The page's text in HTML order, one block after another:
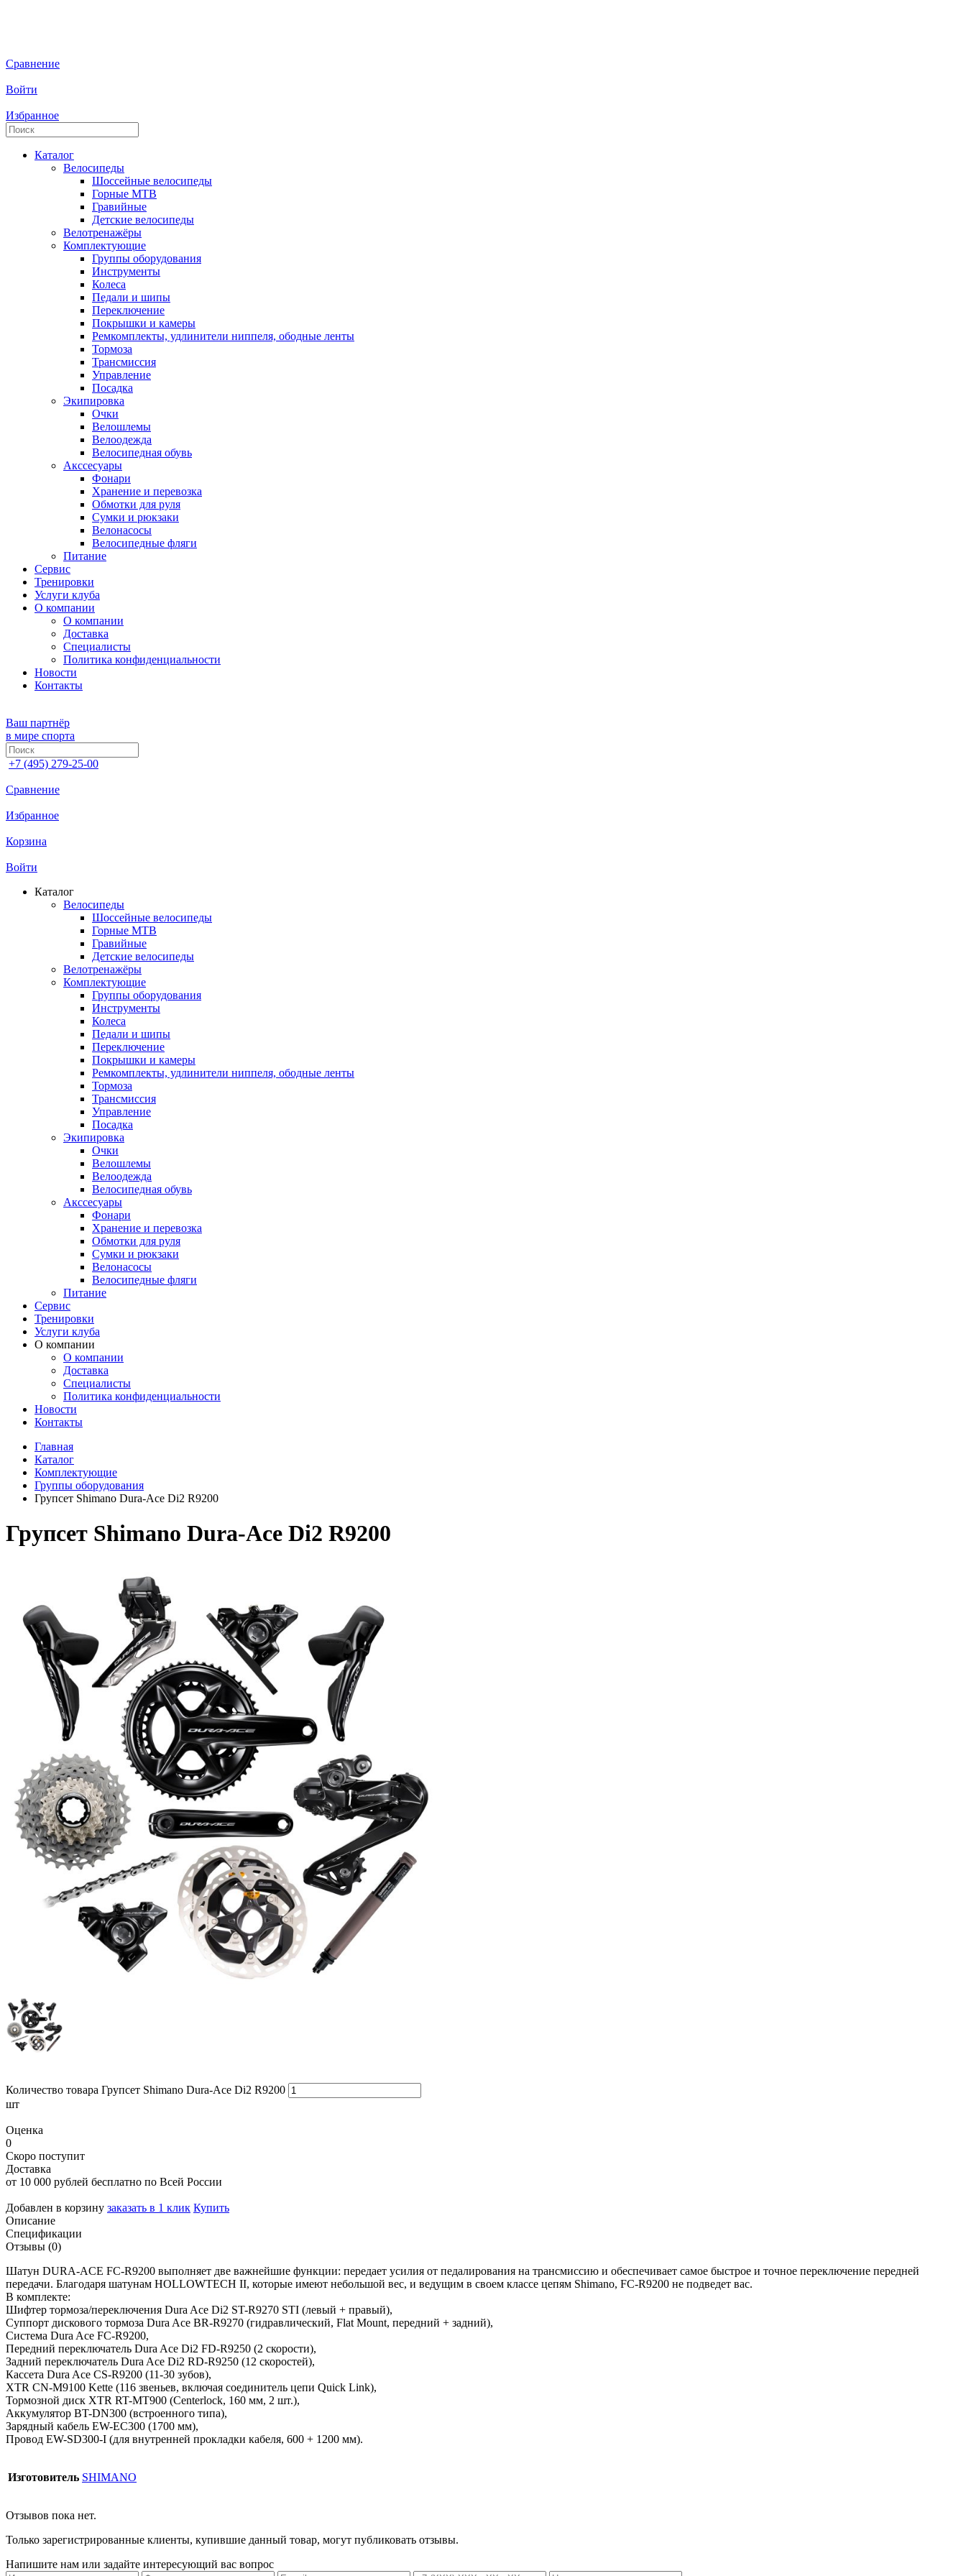
Сравнение
Войти
Избранное
Каталог
Велосипеды
Шоссейные велосипеды
Горные МTB
Гравийные
Детские велосипеды
Велотренажёры
Комплектующие
Группы оборудования
Инструменты
Колеса
Педали и шипы
Переключение
Покрышки и камеры
Ремкомплекты, удлинители ниппеля, ободные ленты
Тормоза
Трансмиссия
Управление
Посадка
Экипировка
Очки
Велошлемы
Велоодежда
Велосипедная обувь
Акссесуары
Фонари
Хранение и перевозка
Обмотки для руля
Сумки и рюкзаки
Велонасосы
Велосипедные фляги
Питание
Сервис
Тренировки
Услуги клуба
О компании
О компании
Доставка
Специалисты
Политика конфиденциальности
Новости
Контакты
Ваш партнёр
в мире спорта
+7 (495) 279-25-00
Сравнение
Избранное
Корзина
Войти
Каталог
Велосипеды
Шоссейные велосипеды
Горные МTB
Гравийные
Детские велосипеды
Велотренажёры
Комплектующие
Группы оборудования
Инструменты
Колеса
Педали и шипы
Переключение
Покрышки и камеры
Ремкомплекты, удлинители ниппеля, ободные ленты
Тормоза
Трансмиссия
Управление
Посадка
Экипировка
Очки
Велошлемы
Велоодежда
Велосипедная обувь
Акссесуары
Фонари
Хранение и перевозка
Обмотки для руля
Сумки и рюкзаки
Велонасосы
Велосипедные фляги
Питание
Сервис
Тренировки
Услуги клуба
О компании
О компании
Доставка
Специалисты
Политика конфиденциальности
Новости
Контакты
Главная
Каталог
Комплектующие
Группы оборудования
Групсет Shimano Dura-Ace Di2 R9200
Групсет Shimano Dura-Ace Di2 R9200
Количество товара Групсет Shimano Dura-Ace Di2 R9200
шт
Оценка
0
Скоро поступит
Доставка
от 10 000 рублей бесплатно по Всей России
Добавлен в корзину заказать в 1 клик Купить
Описание
Спецификации
Отзывы (0)
Шатун DURA-ACE FC-R9200 выполняет две важнейшие функции: передает усилия от педалирования на трансмиссию и обеспечивает самое быстрое и точное переключение передней
передачи. Благодаря шатунам HOLLOWTECH II, которые имеют небольшой вес, и ведущим в своем классе цепям Shimano, FC-R9200 не подведет вас.
В комплекте:
Шифтер тормоза/переключения Dura Ace Di2 ST-R9270 STI (левый + правый),
Суппорт дискового тормоза Dura Ace BR-R9270 (гидравлический, Flat Mount, передний + задний),
Система Dura Ace FC-R9200,
Передний переключатель Dura Ace Di2 FD-R9250 (2 скорости),
Задний переключатель Dura Ace Di2 RD-R9250 (12 скоростей),
Кассета Dura Ace CS-R9200 (11-30 зубов),
XTR CN-M9100 Kette (116 звеньев, включая соединитель цепи Quick Link),
Тормозной диск XTR RT-MT900 (Centerlock, 160 мм, 2 шт.),
Аккумулятор BT-DN300 (встроенного типа),
Зарядный кабель EW-EC300 (1700 мм),
Провод EW-SD300-I (для внутренней прокладки кабеля, 600 + 1200 мм).
Изготовитель SHIMANO
Отзывов пока нет.
Только зарегистрированные клиенты, купившие данный товар, могут публиковать отзывы.
Напишите нам или задайте интересующий вас вопрос